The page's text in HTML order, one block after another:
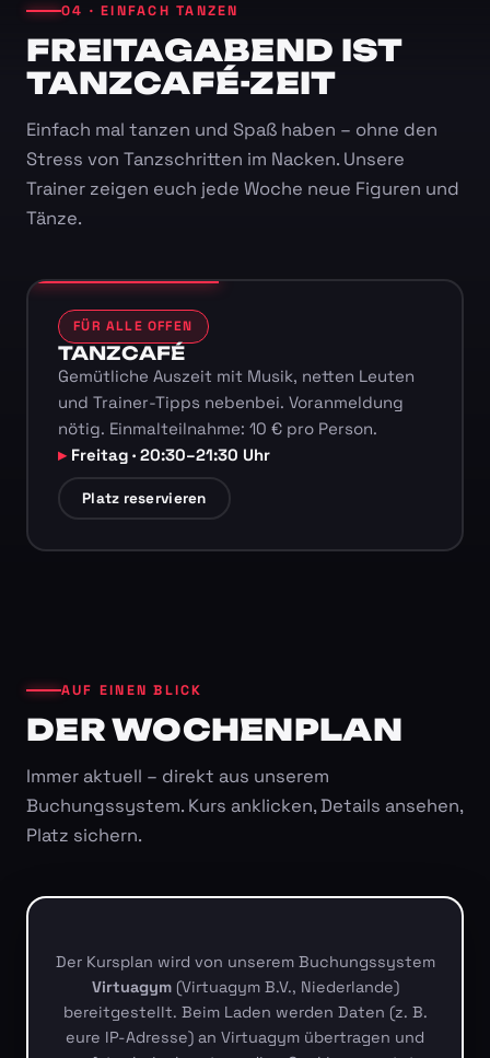
04 · EINFACH TANZEN
FREITAGABEND IST
TANZCAFÉ-ZEIT
Einfach mal tanzen und Spaß haben – ohne den
Stress von Tanzschritten im Nacken. Unsere
Trainer zeigen euch jede Woche neue Figuren und
Tänze.
FÜR ALLE OFFEN
TANZCAFÉ
Gemütliche Auszeit mit Musik, netten Leuten
und Trainer-Tipps nebenbei. Voranmeldung
nötig. Einmalteilnahme: 10 € pro Person.
Freitag · 20:30–21:30 Uhr
Platz reservieren
AUF EINEN BLICK
DER WOCHENPLAN
Immer aktuell – direkt aus unserem
Buchungssystem. Kurs anklicken, Details ansehen,
Platz sichern.
Der Kursplan wird von unserem Buchungssystem
Virtuagym(Virtuagym B.V., Niederlande)
bereitgestellt. Beim Laden werden Daten (z. B.
eure IP-Adresse) an Virtuagym übertragen und